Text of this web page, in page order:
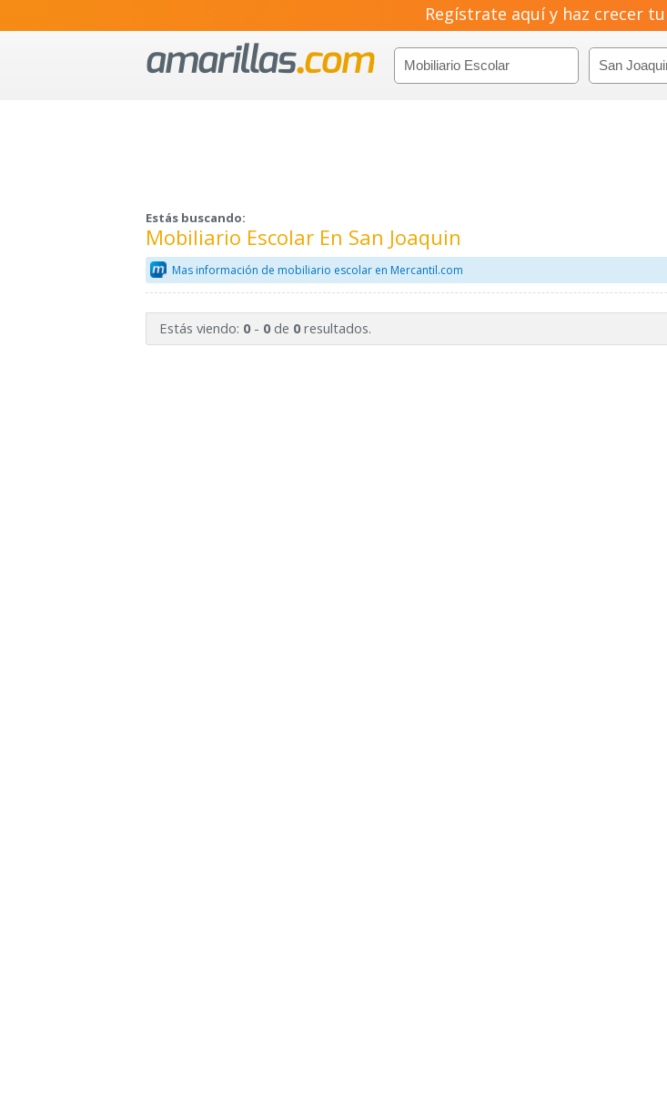
Regístrate aquí y haz crecer tu
Estás buscando:
Mobiliario Escolar En San Joaquin
Mas información de mobiliario escolar en Mercantil.com
Estás viendo: 0- 0de 0resultados.